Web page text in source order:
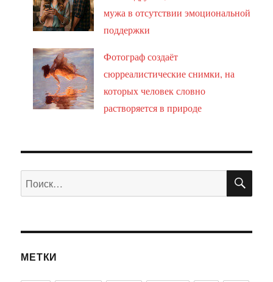
мужа в отсутствии эмоциональной
поддержки
Фотограф создаёт
сюрреалистические снимки, на
которых человек словно
растворяется в природе
Искать:
МЕТКИ